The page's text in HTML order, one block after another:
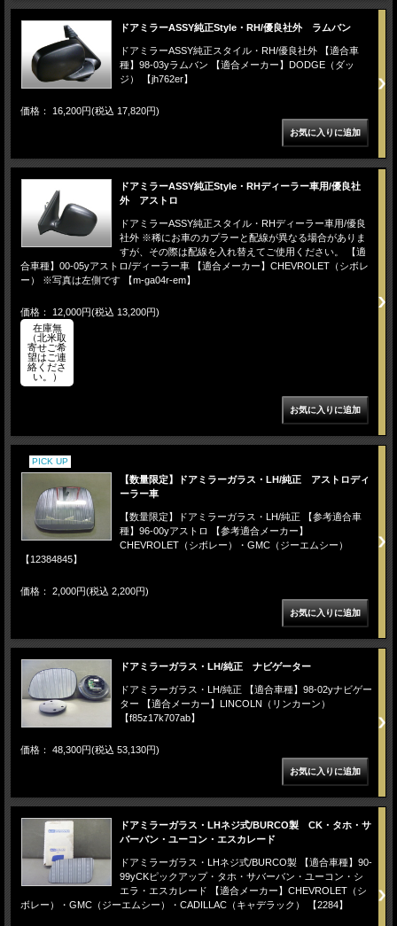
ドアミラーASSY純正Style・RH/優良社外 ラムバン
ドアミラーASSY純正スタイル・RH/優良社外 【適合車
種】98-03yラムバン 【適合メーカー】DODGE（ダッ
ジ） 【jh762er】
価格： 16,200円(税込 17,820円)
ドアミラーASSY純正Style・RHディーラー車用/優良社
外 アストロ
ドアミラーASSY純正スタイル・RHディーラー車用/優良
社外 ※稀にお車のカプラーと配線が異なる場合がありま
すが、その際は配線を入れ替えてご使用ください。 【適
合車種】00-05yアストロ/ディーラー車 【適合メーカー】CHEVROLET（シボレ
ー） ※写真は左側です 【m-ga04r-em】
価格： 12,000円(税込 13,200円)
在庫無
（北米取
寄せご希
望はご連
絡くださ
い。）
PICK UP
【数量限定】ドアミラーガラス・LH/純正 アストロディ
ーラー車
【数量限定】ドアミラーガラス・LH/純正 【参考適合車
種】96-00yアストロ 【参考適合メーカー】
CHEVROLET（シボレー）・GMC（ジーエムシー）
【12384845】
価格： 2,000円(税込 2,200円)
ドアミラーガラス・LH/純正 ナビゲーター
ドアミラーガラス・LH/純正 【適合車種】98-02yナビゲー
ター 【適合メーカー】LINCOLN（リンカーン）
【f85z17k707ab】
価格： 48,300円(税込 53,130円)
ドアミラーガラス・LHネジ式/BURCO製 CK・タホ・サ
バーバン・ユーコン・エスカレード
ドアミラーガラス・LHネジ式/BURCO製 【適合車種】90-
99yCKピックアップ・タホ・サバーバン・ユーコン・シ
エラ・エスカレード 【適合メーカー】CHEVROLET（シ
ボレー）・GMC（ジーエムシー）・CADILLAC（キャデラック） 【2284】